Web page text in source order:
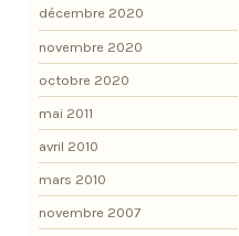
décembre 2020
novembre 2020
octobre 2020
mai 2011
avril 2010
mars 2010
novembre 2007